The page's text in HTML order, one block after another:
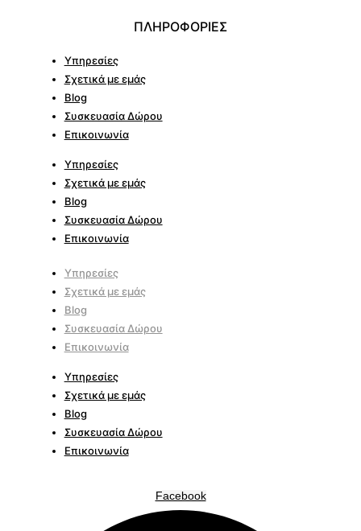
ΠΛΗΡΟΦΟΡΙΕΣ
Υπηρεσίες
Σχετικά με εμάς
Blog
Συσκευασία Δώρου
Επικοινωνία
Υπηρεσίες
Σχετικά με εμάς
Blog
Συσκευασία Δώρου
Επικοινωνία
Υπηρεσίες
Σχετικά με εμάς
Blog
Συσκευασία Δώρου
Επικοινωνία
Υπηρεσίες
Σχετικά με εμάς
Blog
Συσκευασία Δώρου
Επικοινωνία
Facebook